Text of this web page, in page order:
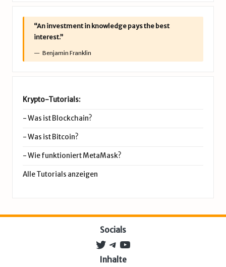
“An investment in knowledge pays the best
interest.”
Benjamin Franklin
Krypto-Tutorials:
-Was ist Blockchain?
-Was ist Bitcoin?
-Wie funktioniert MetaMask?
Alle Tutorials anzeigen
Socials
Twitter
Telegram
YouTube
Inhalte